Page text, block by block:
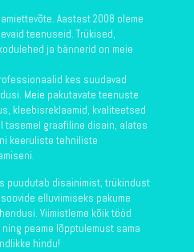
Aastast 2008 oleme
teenuseid. Trükised,
ja bännerid on meie
kes suudavad
Meie pakutavate teenuste
kleebisreklaamid, kvaliteetsed
tasemel graafiline disain, alates
keeruliste tehniliste
puudutab disainimist, trükindust
elluviimiseks pakume
Viimistleme kõik tööd
peame lõpptulemust sama
hindu!